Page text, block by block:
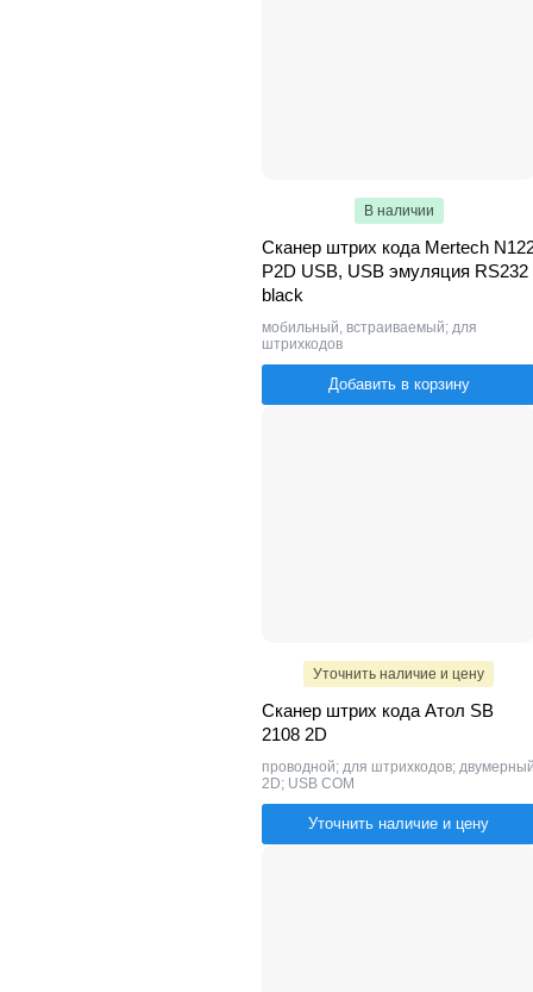
В наличии
Сканер штрих кода Mertech
P2D USB, USB эмуляция RS232
black
мобильный, встраиваемый; для
штрихкодов
Добавить в корзину
Уточнить наличие и цену
Сканер штрих кода Атол SB
2108 2D
проводной; для штрихкодов;
2D; USB COM
Уточнить наличие и цену